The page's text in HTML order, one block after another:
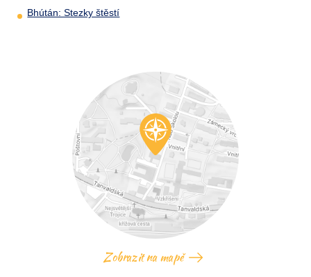
Bhútán: Stezky štěstí
Zobrazit na mapě